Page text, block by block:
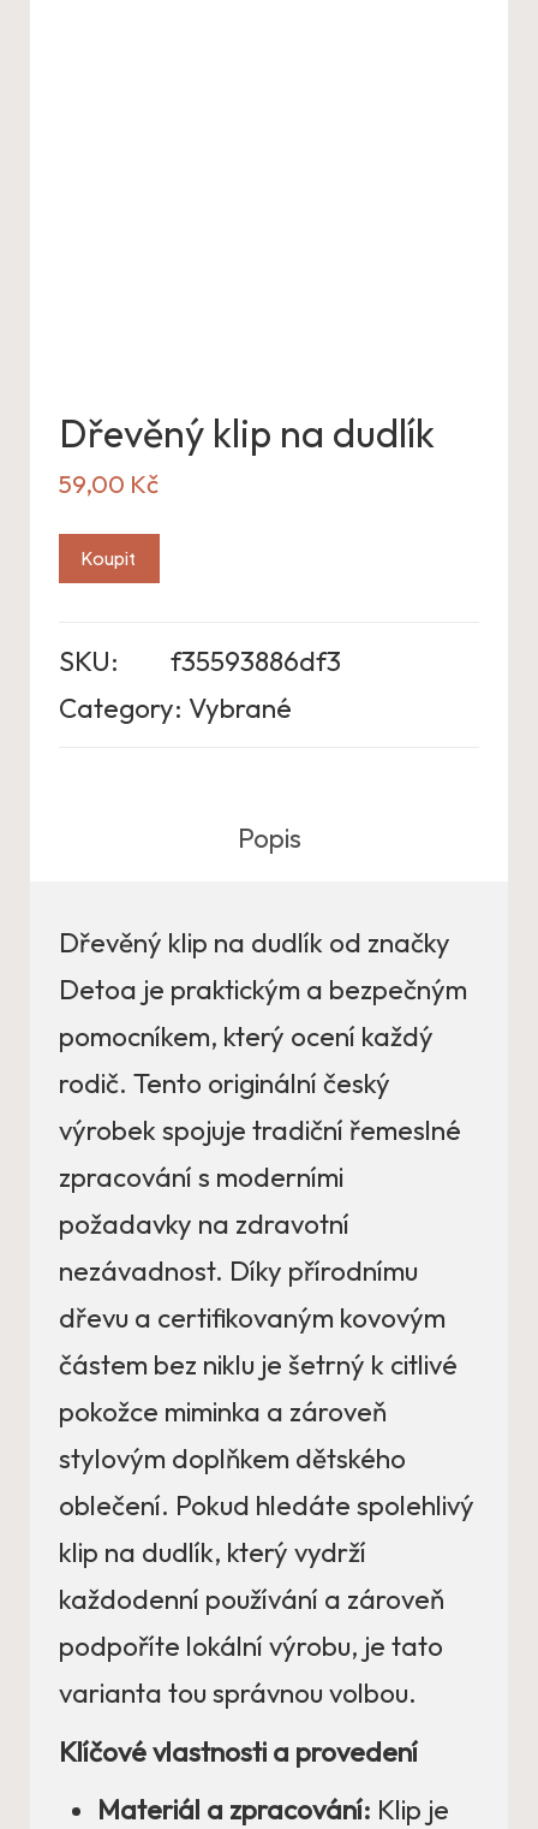
Dřevěný klip na dudlík
59,00 Kč
Koupit
SKU:
f35593886df3
Category: Vybrané
Popis
Dřevěný klip na dudlík od značky
Detoa je praktickým a bezpečným
pomocníkem, který ocení každý
rodič. Tento originální český
výrobek spojuje tradiční řemeslné
zpracování s moderními
požadavky na zdravotní
nezávadnost. Díky přírodnímu
dřevu a certifikovaným kovovým
částem bez niklu je šetrný k citlivé
pokožce miminka a zároveň
stylovým doplňkem dětského
oblečení. Pokud hledáte spolehlivý
klip na dudlík, který vydrží
každodenní používání a zároveň
podpoříte lokální výrobu, je tato
varianta tou správnou volbou.
Klíčové vlastnosti a provedení
Materiál a zpracování: Klip je